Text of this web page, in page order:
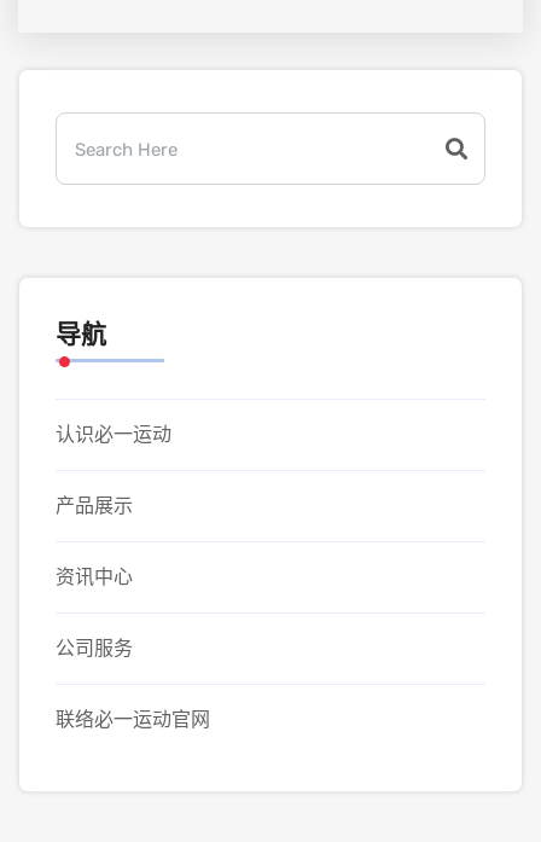
导航
认识必一运动
产品展示
资讯中心
公司服务
联络必一运动官网